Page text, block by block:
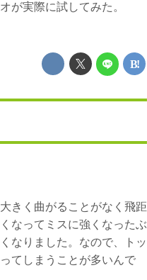
が実際に試してみた。
きく曲がることがなく飛距
なってミスに強くなったぶ
なりました。なので、トッ
てしまうことが多いんで